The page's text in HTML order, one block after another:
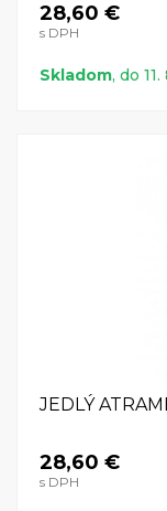
28,60 €
s DPH
Skladom, do
JEDLÝ
28,60 €
s DPH